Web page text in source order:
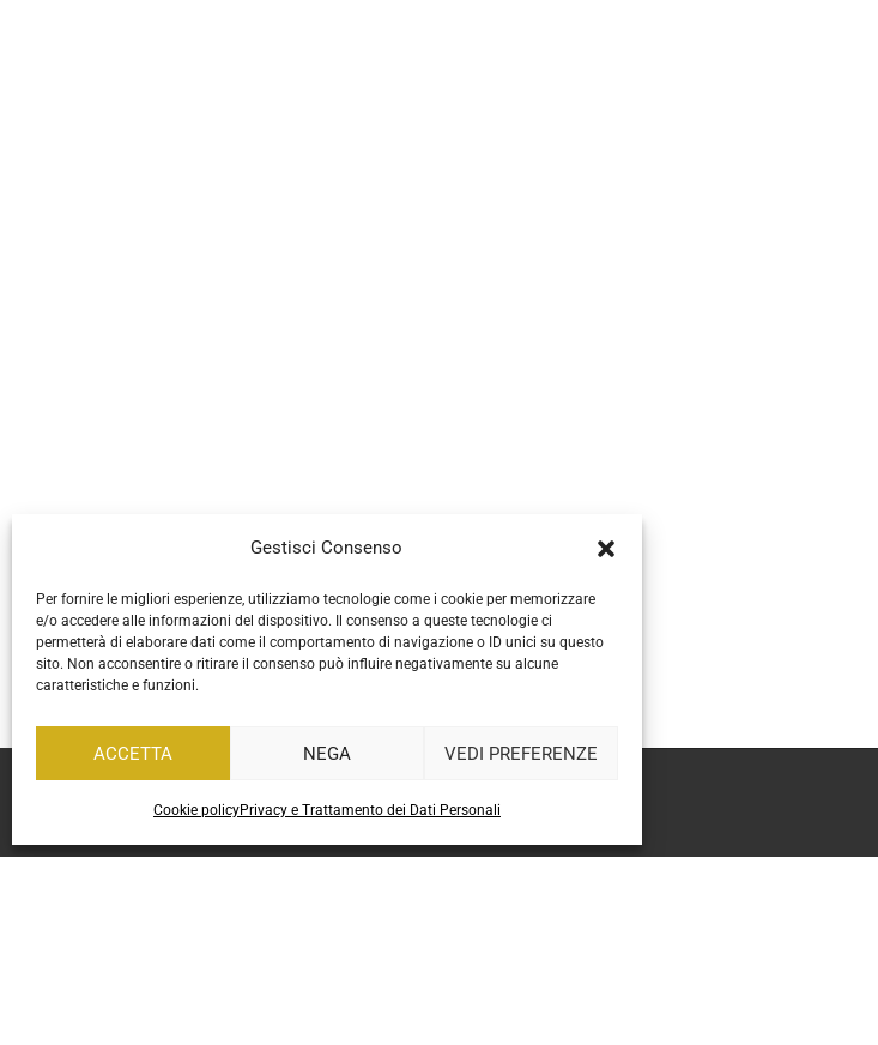
Gestisci Consenso
Per fornire le migliori esperienze, utilizziamo tecnologie come i cookie per memorizzare
e/o accedere alle informazioni del dispositivo. Il consenso a queste tecnologie ci
permetterà di elaborare dati come il comportamento di navigazione o ID unici su questo
sito. Non acconsentire o ritirare il consenso può influire negativamente su alcune
caratteristiche e funzioni.
ACCETTA NEGA VEDI PREFERENZE
Cookie policyPrivacy e Trattamento dei Dati Personali
COREBO – La scienza al
P.IVA: 11867740018 | Sede Legale: Corso Re